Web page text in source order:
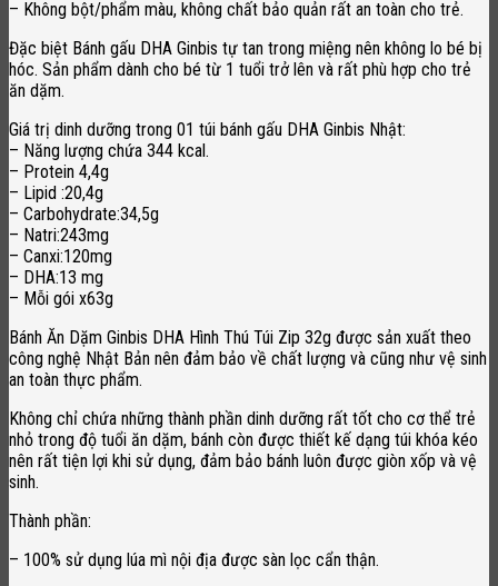
– Không bột/phẩm màu, không chất bảo quản rất an toàn cho trẻ.
Đặc biệt Bánh gấu DHA Ginbis tự tan trong miệng nên không lo bé bị
hóc. Sản phẩm dành cho bé từ 1 tuổi trở lên và rất phù hợp cho trẻ
ăn dặm.
Giá trị dinh dưỡng trong 01 túi bánh gấu DHA Ginbis Nhật:
– Năng lượng chứa 344 kcal.
– Protein 4,4g
– Lipid :20,4g
– Carbohydrate:34,5g
– Natri:243mg
– Canxi:120mg
– DHA:13 mg
– Mỗi gói x63g
Bánh Ăn Dặm Ginbis DHA Hình Thú Túi Zip 32g được sản xuất theo
công nghệ Nhật Bản nên đảm bảo về chất lượng và cũng như vệ sinh
an toàn thực phẩm.
Không chỉ chứa những thành phần dinh dưỡng rất tốt cho cơ thể trẻ
nhỏ trong độ tuổi ăn dặm, bánh còn được thiết kế dạng túi khóa kéo
nên rất tiện lợi khi sử dụng, đảm bảo bánh luôn được giòn xốp và vệ
sinh.
Thành phần:
– 100% sử dụng lúa mì nội địa được sàn lọc cẩn thận.